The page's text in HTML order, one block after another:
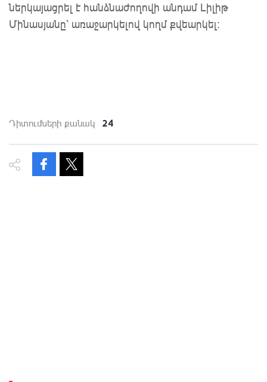
ներկայացրել է հանձնաժողովի անդամ Լիլիթ
Մինասյանը՝ առաջարկելով կողմ քվեարկել:
Դիտումների քանակ 24